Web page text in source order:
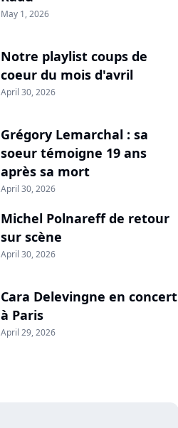
May 1, 2026
Notre playlist coups de
coeur du mois d'avril
April 30, 2026
Grégory Lemarchal : sa
soeur témoigne 19 ans
après sa mort
April 30, 2026
Michel Polnareff de retour
sur scène
April 30, 2026
Cara Delevingne en concert
à Paris
April 29, 2026